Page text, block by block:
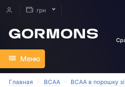
грн
Меню
Главная BCAA
ВСАА в порошку